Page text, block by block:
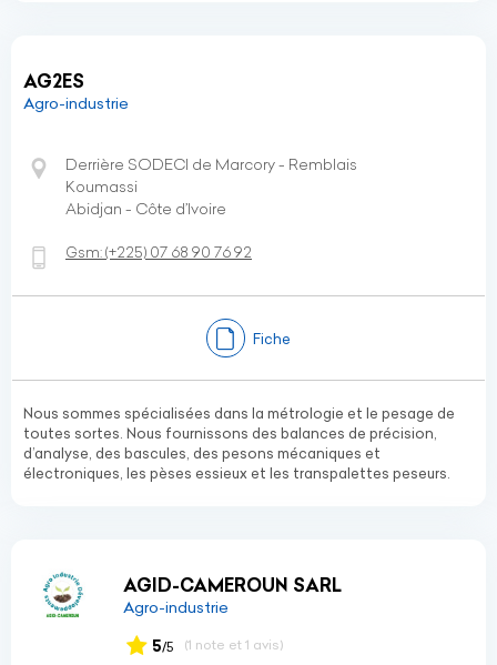
AG2ES
Agro-industrie
Derrière SODECI de Marcory - Remblais
Koumassi
Abidjan - Côte d’Ivoire
Gsm:(+225) 07 68 90 76 92
Fiche
Nous sommes spécialisées dans la métrologie et le pesage de
toutes sortes. Nous fournissons des balances de précision,
d’analyse, des bascules, des pesons mécaniques et
électroniques, les pèses essieux et les transpalettes peseurs.
AGID-CAMEROUN SARL
Agro-industrie
5/5 (1 note et 1 avis)